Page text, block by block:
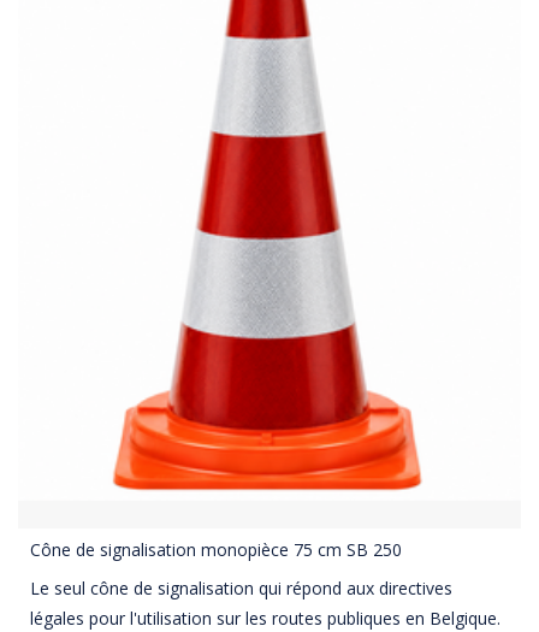
Cône de signalisation monopièce 75 cm SB 250
Le seul cône de signalisation qui répond aux directives
légales pour l'utilisation sur les routes publiques en Belgique.